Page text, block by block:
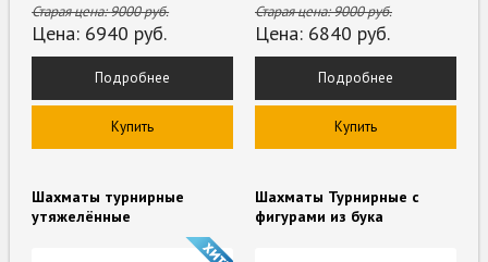
Старая цена:9000руб.
Цена: 6940 руб.
Подробнее
Купить
Старая цена:9000руб.
Цена: 6840 руб.
Подробнее
Купить
Шахматы турнирные
утяжелённые
Шахматы Турнирные с
фигурами из бука